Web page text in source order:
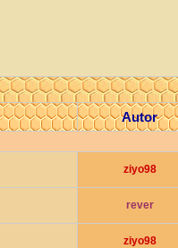
Autor
ziyo98
rever
ziyo98